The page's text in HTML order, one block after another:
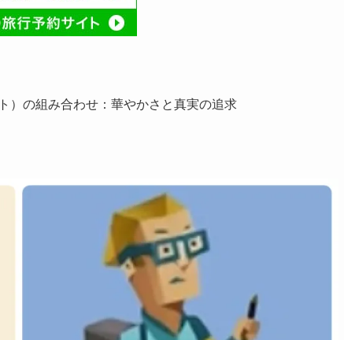
）の組み合わせ：華やかさと真実の追求